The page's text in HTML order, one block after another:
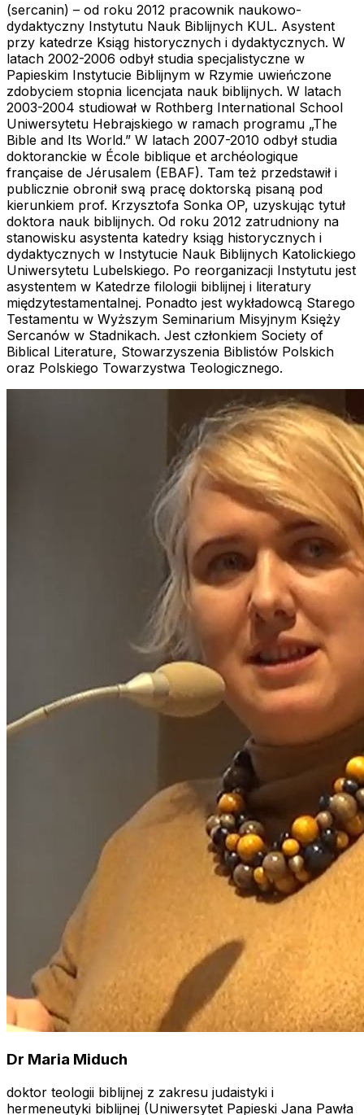
(sercanin) – od roku 2012 pracownik naukowo-
dydaktyczny Instytutu Nauk Biblijnych KUL. Asystent
przy katedrze Ksiąg historycznych i dydaktycznych. W
latach 2002-2006 odbył studia specjalistyczne w
Papieskim Instytucie Biblijnym w Rzymie uwieńczone
zdobyciem stopnia licencjata nauk biblijnych. W latach
2003-2004 studiował w Rothberg International School
Uniwersytetu Hebrajskiego w ramach programu „The
Bible and Its World.” W latach 2007-2010 odbył studia
doktoranckie w École biblique et archéologique
française de Jérusalem (EBAF). Tam też przedstawił i
publicznie obronił swą pracę doktorską pisaną pod
kierunkiem prof. Krzysztofa Sonka OP, uzyskując tytuł
doktora nauk biblijnych. Od roku 2012 zatrudniony na
stanowisku asystenta katedry ksiąg historycznych i
dydaktycznych w Instytucie Nauk Biblijnych Katolickiego
Uniwersytetu Lubelskiego. Po reorganizacji Instytutu jest
asystentem w Katedrze filologii biblijnej i literatury
międzytestamentalnej. Ponadto jest wykładowcą Starego
Testamentu w Wyższym Seminarium Misyjnym Księży
Sercanów w Stadnikach. Jest członkiem Society of
Biblical Literature, Stowarzyszenia Biblistów Polskich
oraz Polskiego Towarzystwa Teologicznego.
Dr Maria Miduch
doktor teologii biblijnej z zakresu judaistyki i
hermeneutyki biblijnej (Uniwersytet Papieski Jana Pawła